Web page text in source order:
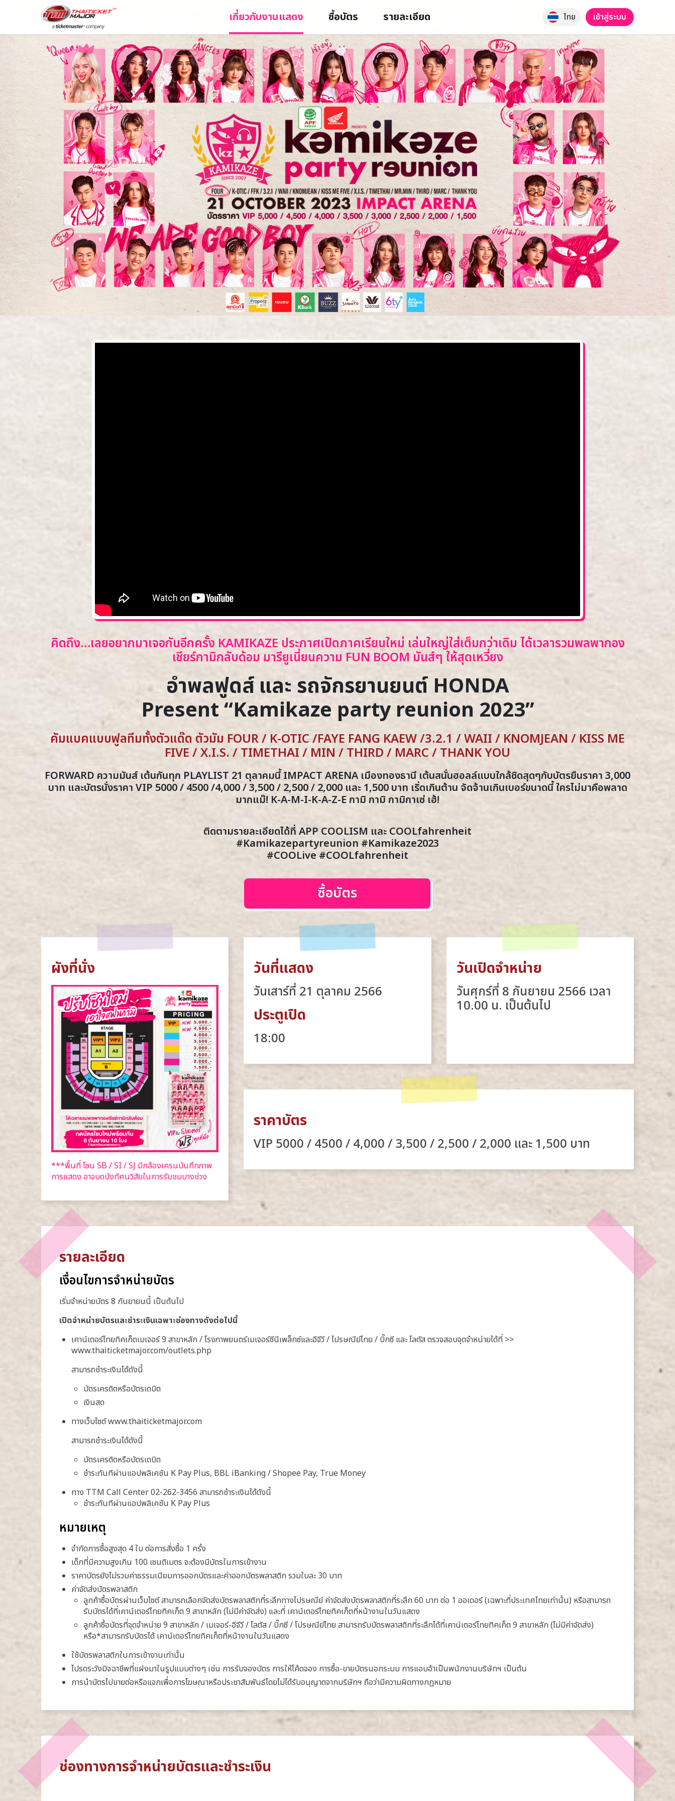
เกี่ยวกับงานแสดง ซื้อบัตร รายละเอียด ไทย เข้าสู่ระบบ
คิดถึง…เลยอยากมาเจอกันอีกครั้ง KAMIKAZE ประกาศเปิดภาคเรียนใหม่ เล่นใหญ่ใส่เต็มกว่าเดิม ได้เวลารวมพลพากอง
เชียร์กามิกลับด้อม มารียูเนี่ยนความ FUN BOOM มันส์ๆ ให้สุดเหวี่ยง
อำพลฟูดส์ และ รถจักรยานยนต์ HONDA
Present “Kamikaze party reunion 2023”
คัมแบคแบบฟูลทีมทั้งตัวแด๊ด ตัวมัม FOUR / K-OTIC /FAYE FANG KAEW /3.2.1 / WAII / KNOMJEAN / KISS ME
FIVE / X.I.S. / TIMETHAI / MIN / THIRD / MARC / THANK YOU
FORWARD ความมันส์ เต้นกันทุก PLAYLIST 21 ตุลาคมนี้ IMPACT ARENA เมืองทองธานี เต้นสนั่นฮอลล์แบบใกล้ชิดสุดๆกับบัตรยืนราคา 3,000
บาท และบัตรนั่งราคา VIP 5000 / 4500 /4,000 / 3,500 / 2,500 / 2,000 และ 1,500 บาท เริ่ดเกินต้าน จัดจ้านเกินเบอร์ขนาดนี้ ใครไม่มาคือพลาด
มากแม๊! K-A-M-I-K-A-Z-E กามิ กามิ กามิกาเซ่ เฮ้!
ติดตามรายละเอียดได้ที่ APP COOLISM และ COOLfahrenheit
#Kamikazepartyreunion #Kamikaze2023
#COOLive #COOLfahrenheit
ซื้อบัตร
ผังที่นั่ง
***พื้นที่ โซน SB / SI / SJ มีกล้องเครนบันทึกภาพ
การแสดง อาจบดบังทัศนวิสัยในการรับชมบางช่วง
วันที่แสดง
วันเสาร์ที่ 21 ตุลาคม 2566
ประตูเปิด
18:00
วันเปิดจำหน่าย
วันศุกร์ที่ 8 กันยายน 2566 เวลา
10.00 น. เป็นต้นไป
ราคาบัตร
VIP 5000 / 4500 / 4,000 / 3,500 / 2,500 / 2,000 และ 1,500 บาท
รายละเอียด
เงื่อนไขการจำหน่ายบัตร
เริ่มจำหน่ายบัตร 8 กันยายนนี้ เป็นต้นไป
เปิดจำหน่ายบัตรและชำระเงินเฉพาะช่องทางดังต่อไปนี้
เคาน์เตอร์ไทยทิคเก็ตเมเจอร์ 9 สาขาหลัก / โรงภาพยนตร์เมเจอร์ซีนีเพล็กซ์และอีจีวี / ไปรษณีย์ไทย / บิ๊กซี และ โลตัส ตรวจสอบจุดจำหน่ายได้ที่ >>
www.thaiticketmajor.com/outlets.php
สามารถชำระเงินได้ดังนี้
บัตรเครดิตหรือบัตรเดบิต
เงินสด
ทางเว็บไซต์ www.thaiticketmajor.com
สามารถชำระเงินได้ดังนี้
บัตรเครดิตหรือบัตรเดบิต
ชำระทันทีผ่านแอปพลิเคชัน K Pay Plus, BBL iBanking / Shopee Pay, True Money
ทาง TTM Call Center 02-262-3456 สามารถชำระเงินได้ดังนี้
ชำระทันทีผ่านแอปพลิเคชัน K Pay Plus
หมายเหตุ
จำกัดการซื้อสูงสุด 4 ใบ ต่อการสั่งซื้อ 1 ครั้ง
เด็กที่มีความสูงเกิน 100 เซนติเมตร จะต้องมีบัตรในการเข้างาน
ราคาบัตรยังไม่รวมค่าธรรมเนียมการออกบัตรและค่าออกบัตรพลาสติก รวมใบละ 30 บาท
ค่าจัดส่งบัตรพลาสติก
ลูกค้าซื้อบัตรผ่านเว็บไซต์ สามารถเลือกจัดส่งบัตรพลาสติกที่ระลึกทางไปรษณีย์ ค่าจัดส่งบัตรพลาสติกที่ระลึก 60 บาท ต่อ 1 ออเดอร์ (เฉพาะที่ประเทศไทยเท่านั้น) หรือสามารถ
รับบัตรได้ที่เคาน์เตอร์ไทยทิคเก็ต 9 สาขาหลัก (ไม่มีค่าจัดส่ง) และที่ เคาน์เตอร์ไทยทิคเก็ตที่หน้างานในวันแสดง
ลูกค้าซื้อบัตรที่จุดจำหน่าย 9 สาขาหลัก / เมเจอร์-อีจีวี / โลตัส / บิ๊กซี / โปรษณีย์ไทย สามารถรับบัตรพลาสติกที่ระลึกได้ที่เคาน์เตอร์ไทยทิคเก็ต 9 สาขาหลัก (ไม่มีค่าจัดส่ง)
หรือ*สามารถรับบัตรได้ เคาน์เตอร์ไทยทิคเก็ตที่หน้างานในวันแสดง
ใช้บัตรพลาสติกในการเข้างานเท่านั้น
โปรดระวังมิจฉาชีพที่แฝงมาในรูปแบบต่างๆ เช่น การรับจองบัตร การให้โค้ดจอง การซื้อ-ขายบัตรนอกระบบ การแอบอ้าเป็นพนักงานบริษัทฯ เป็นต้น
การนำบัตรไปขายต่อหรือแจกเพื่อการโฆษณาหรือประชาสัมพันธ์โดยไม่ได้รับอนุญาตจากบริษัทฯ ถือว่ามีความผิดทางกฏหมาย
ช่องทางการจำหน่ายบัตรและชำระเงิน